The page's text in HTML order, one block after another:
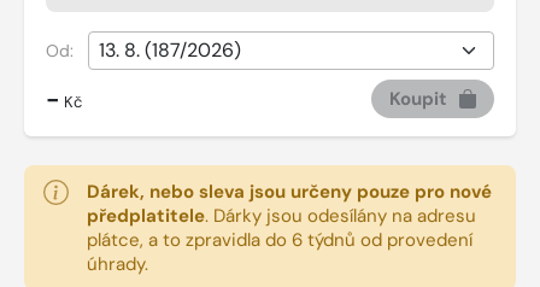
Od:
- Kč Koupit
Dárek, nebo sleva jsou určeny pouze pro nové
předplatitele. Dárky jsou odesílány na adresu
plátce, a to zpravidla do 6 týdnů od provedení
úhrady.